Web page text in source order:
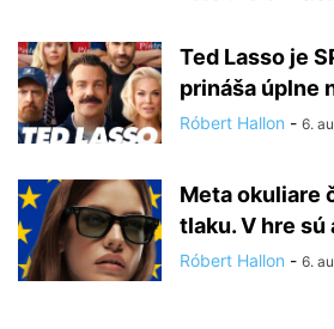
Ted Lasso je
prináša úplne
Róbert Hallon - 6.
Meta okuliare
tlaku. V hre sú
Róbert Hallon - 6.